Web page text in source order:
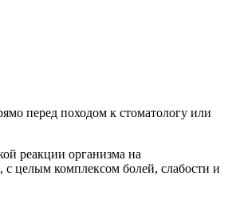
перед походом к стоматологу или
реакции организма на
целым комплексом болей, слабости и